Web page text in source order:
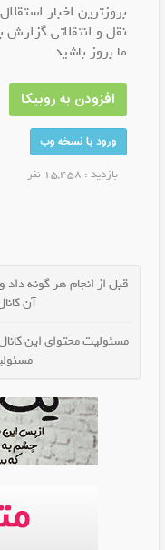
بروزترین اخبار
ما بروز باشید
افزودن به روبیکا
ورود با نسخه وب
بازدید : 15,458 نفر
قبل از انجام هر گونه داد
آن
مسئولیت محتوای این